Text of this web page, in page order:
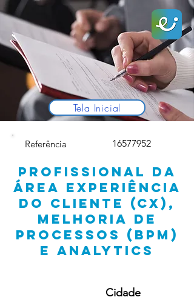
Tela Inicial
Referência 16577952
PROFISSIONAL DA
ÁREA EXPERIÊNCIA
DO CLIENTE (CX),
MELHORIA DE
PROCESSOS (BPM)
E ANALYTICS
Cidade